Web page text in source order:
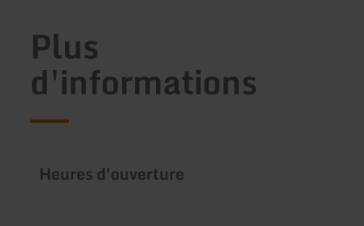
Plus
d'informations
Heures d'ouverture